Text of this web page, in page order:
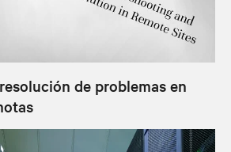
de problemas en